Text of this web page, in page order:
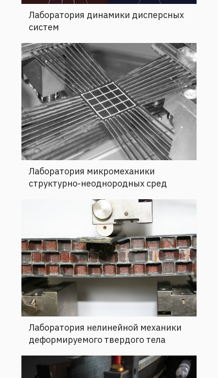
Лаборатория динамики дисперсных
систем
Лаборатория микромеханики
структурно-неоднородных сред
Лаборатория нелинейной механики
деформируемого твердого тела